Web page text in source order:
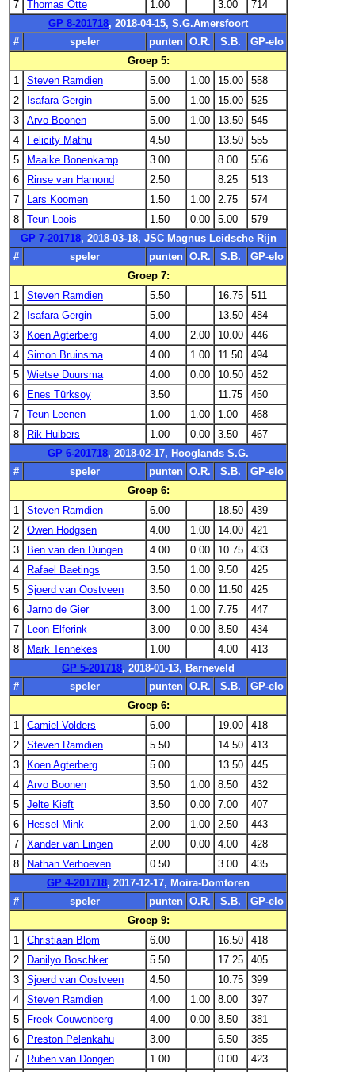
7 Thomas Otte 1.00 3.00
714
GP 8-201718, 2018-04-15, S.G.Amersfoort
#
speler punten O.R. S.B.
GP-elo
Groep 5:
1
Steven Ramdien 5.00 1.00 15.00
558
2
Isafara Gergin 5.00 1.00 15.00
525
3
Arvo Boonen 5.00 1.00 13.50
545
4
Felicity Mathu 4.50 13.50
555
5
Maaike Bonenkamp 3.00 8.00
556
6
Rinse van Hamond 2.50 8.25
513
7
Lars Koomen 1.50 1.00 2.75
574
8
Teun Loois 1.50 0.00 5.00
579
GP 7-201718, 2018-03-18, JSC Magnus Leidsche Rijn
#
speler punten O.R. S.B.
GP-elo
Groep 7:
1
Steven Ramdien 5.50 16.75
511
2
Isafara Gergin 5.00 13.50
484
3
Koen Agterberg 4.00 2.00 10.00
446
4
Simon Bruinsma 4.00 1.00 11.50
494
5
Wietse Duursma 4.00 0.00 10.50
452
6
Enes Türksoy 3.50 11.75
450
7
Teun Leenen 1.00 1.00 1.00
468
8
Rik Huibers 1.00 0.00 3.50
467
GP 6-201718, 2018-02-17, Hooglands S.G.
#
speler punten O.R. S.B.
GP-elo
Groep 6:
1
Steven Ramdien 6.00 18.50
439
2
Owen Hodgsen 4.00 1.00 14.00
421
3
Ben van den Dungen 4.00 0.00 10.75
433
4
Rafael Baetings 3.50 1.00 9.50
425
5
Sjoerd van Oostveen 3.50 0.00 11.50
425
6
Jarno de Gier 3.00 1.00 7.75
447
7
Leon Elferink 3.00 0.00 8.50
434
8
Mark Tennekes 1.00 4.00
413
GP 5-201718, 2018-01-13, Barneveld
#
speler punten O.R. S.B.
GP-elo
Groep 6:
1
Camiel Volders 6.00 19.00
418
2
Steven Ramdien 5.50 14.50
413
3
Koen Agterberg 5.00 13.50
445
4
Arvo Boonen 3.50 1.00 8.50
432
5
Jelte Kieft 3.50 0.00 7.00
407
6
Hessel Mink 2.00 1.00 2.50
443
7
Xander van Lingen 2.00 0.00 4.00
428
8
Nathan Verhoeven 0.50 3.00
435
GP 4-201718, 2017-12-17, Moira-Domtoren
#
speler punten O.R. S.B.
GP-elo
Groep 9:
1
Christiaan Blom 6.00 16.50
418
2
Danilyo Boschker 5.50 17.25
405
3
Sjoerd van Oostveen 4.50 10.75
399
4
Steven Ramdien 4.00 1.00 8.00
397
5
Freek Couwenberg 4.00 0.00 8.50
381
6
Preston Pelenkahu 3.00 6.50
385
7
Ruben van Dongen 1.00 0.00
423